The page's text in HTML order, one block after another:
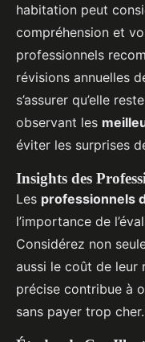
habitation peut
compréhension et
professionnels
révisions annuelles
s’assurer qu’elle
observant les
éviter les surprises
Insights des
Les professionnels
l’importance de
Considérez non
aussi le coût de leur
précise contribue à
sans payer trop cher.